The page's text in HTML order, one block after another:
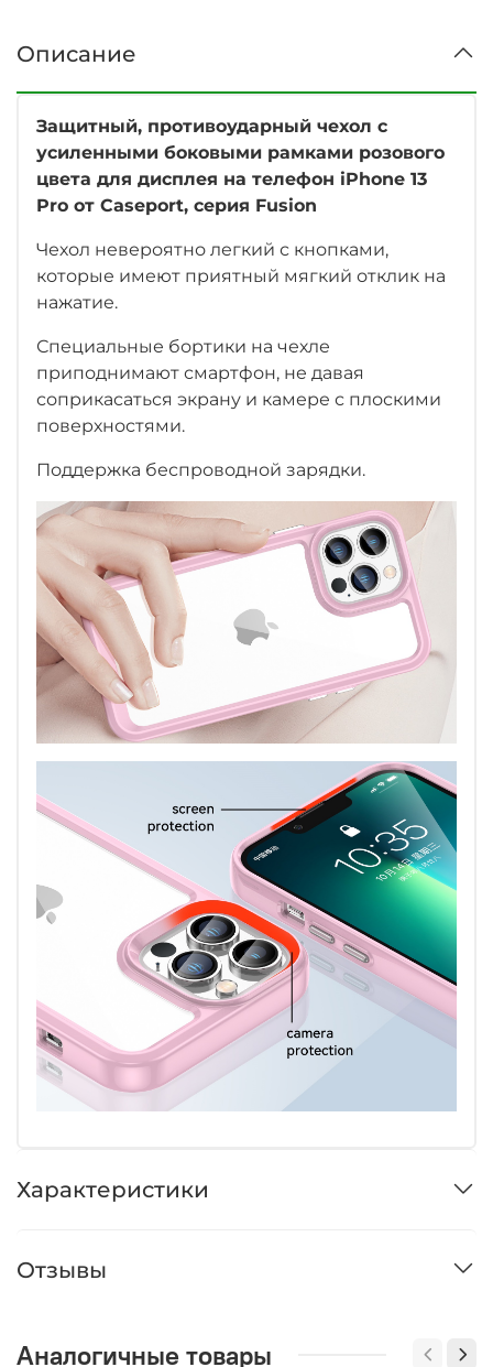
Описание
Защитный, противоударный чехол с
усиленными боковыми рамками розового
цвета для дисплея на телефон iPhone 13
Pro от Caseport, серия Fusion
Чехол невероятно легкий с кнопками,
которые имеют приятный мягкий отклик на
нажатие.
Специальные бортики на чехле
приподнимают смартфон, не давая
соприкасаться экрану и камере с плоскими
поверхностями.
Поддержка беспроводной зарядки.
Характеристики
Отзывы
Аналогичные товары